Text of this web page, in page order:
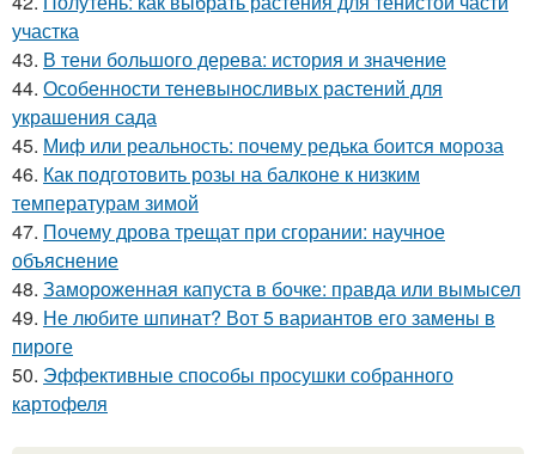
участка
43. В тени большого дерева: история и значение
44. Особенности теневыносливых растений для
украшения сада
45. Миф или реальность: почему редька боится мороза
46. Как подготовить розы на балконе к низким
температурам зимой
47. Почему дрова трещат при сгорании: научное
объяснение
48. Замороженная капуста в бочке: правда или вымысел
49. Не любите шпинат? Вот 5 вариантов его замены в
пироге
50. Эффективные способы просушки собранного
картофеля